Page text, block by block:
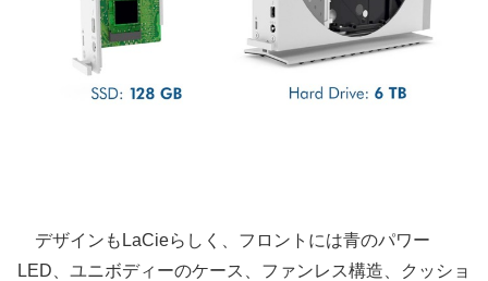
デザインもLaCieらしく、フロントには青のパワー
LED、ユニボディーのケース、ファンレス構造、クッショ